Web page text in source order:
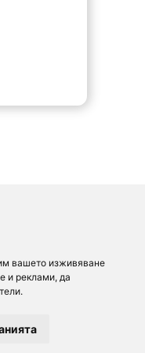
вашето изживяване
и реклами, да